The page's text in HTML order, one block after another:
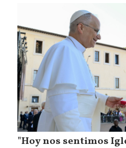
"Hoy nos sentimos